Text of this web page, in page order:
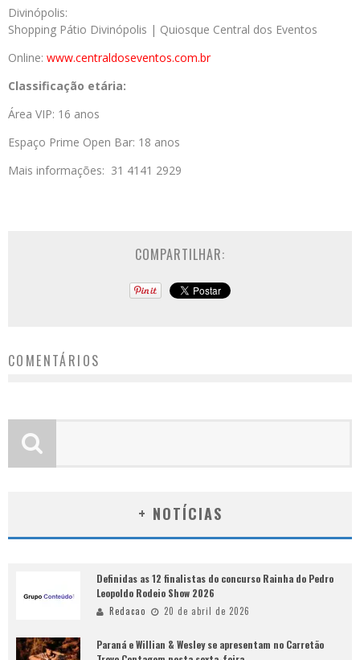
Divinópolis:
Shopping Pátio Divinópolis | Quiosque Central dos Eventos
Online: www.centraldoseventos.com.br
Classificação etária:
Área VIP: 16 anos
Espaço Prime Open Bar: 18 anos
Mais informações: 31 4141 2929
COMPARTILHAR:
COMENTÁRIOS
+ NOTÍCIAS
Definidas as 12 finalistas do concurso Rainha do Pedro
Leopoldo Rodeio Show 2026
Redacao 20 de abril de 2026
Paraná e Willian & Wesley se apresentam no Carretão